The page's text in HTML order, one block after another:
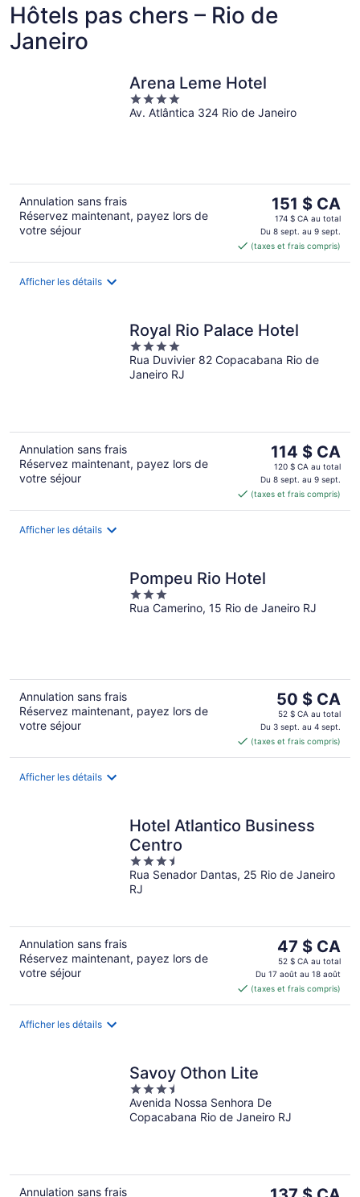
Hôtels pas chers – Rio de
Janeiro
Arena Leme Hotel
4
out
Av. Atlântica 324 Rio de Janeiro
Annulation sans frais
Réservez maintenant, payez lors de
votre séjour
Le
prix
est
de 151 $ CA
par
151 $ CA
174 $ CA au total
Du 8 sept. au 9 sept.
(taxes et frais compris)
Afficher les détails
Royal Rio Palace Hotel
4
out
of
Rua Duvivier 82 Copacabana Rio de
Janeiro RJ
Annulation sans frais
Réservez maintenant, payez lors de
votre séjour
Le
prix
est
de 114 $ CA
par
114 $ CA
120 $ CA au total
Du 8 sept. au 9 sept.
(taxes et frais compris)
Afficher les détails
Pompeu Rio Hotel
3
out
Rua Camerino, 15 Rio de Janeiro RJ
Annulation sans frais
Réservez maintenant, payez lors de
votre séjour
Le
prix
est
de 50 $ CA
par
50 $ CA
52 $ CA au total
Du 3 sept. au 4 sept.
(taxes et frais compris)
Afficher les détails
Hotel Atlantico Business
Centro
3.5
out
of
Rua Senador Dantas, 25 Rio de Janeiro
RJ
Annulation sans frais
Réservez maintenant, payez lors de
votre séjour
Le
prix
est
de 47 $ CA
par
47 $ CA
52 $ CA au total
Du 17 août au 18 août
(taxes et frais compris)
Afficher les détails
Savoy Othon Lite
3.5
out
of
Avenida Nossa Senhora De
Copacabana Rio de Janeiro RJ
Annulation sans frais Le